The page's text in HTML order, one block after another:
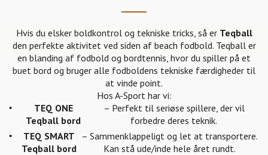
Hvis du elsker boldkontrol og tekniske tricks, så er Teqball
den perfekte aktivitet ved siden af beach fodbold. Teqball er
en blanding af fodbold og bordtennis, hvor du spiller på et
buet bord og bruger alle fodboldens tekniske færdigheder til
at vinde point.
Hos A-Sport har vi:
TEQ ONE
Teqball bord
– Perfekt til seriøse spillere, der vil
forbedre deres teknik.
TEQ SMART
Teqball bord
– Sammenklappeligt og let at transportere.
Kan stå ude/inde hele året rundt.